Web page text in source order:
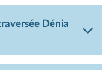
Dénia